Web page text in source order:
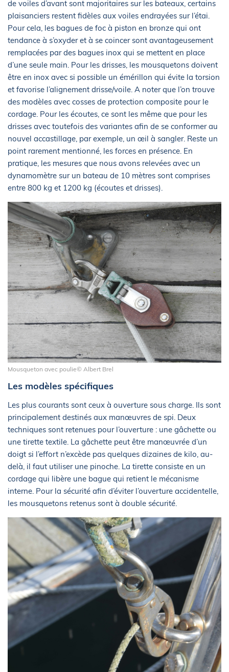
de voiles d’avant sont majoritaires sur les bateaux, certains
plaisanciers restent fidèles aux voiles endrayées sur l’étai.
Pour cela, les bagues de foc à piston en bronze qui ont
tendance à s’oxyder et à se coincer sont avantageusement
remplacées par des bagues inox qui se mettent en place
d’une seule main. Pour les drisses, les mousquetons doivent
être en inox avec si possible un émérillon qui évite la torsion
et favorise l’alignement drisse/voile. A noter que l’on trouve
des modèles avec cosses de protection composite pour le
cordage. Pour les écoutes, ce sont les même que pour les
drisses avec toutefois des variantes afin de se conformer au
nouvel accastillage, par exemple, un œil à sangler. Reste un
point rarement mentionné, les forces en présence. En
pratique, les mesures que nous avons relevées avec un
dynamomètre sur un bateau de 10 mètres sont comprises
entre 800 kg et 1200 kg (écoutes et drisses).
Mousqueton avec poulie© Albert Brel
Les modèles spécifiques
Les plus courants sont ceux à ouverture sous charge. Ils sont
principalement destinés aux manœuvres de spi. Deux
techniques sont retenues pour l’ouverture : une gâchette ou
une tirette textile. La gâchette peut être manœuvrée d’un
doigt si l’effort n’excède pas quelques dizaines de kilo, au-
delà, il faut utiliser une pinoche. La tirette consiste en un
cordage qui libère une bague qui retient le mécanisme
interne. Pour la sécurité afin d’éviter l’ouverture accidentelle,
les mousquetons retenus sont à double sécurité.